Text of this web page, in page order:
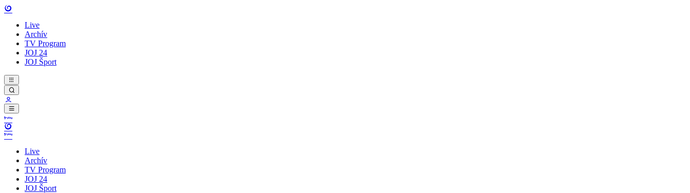
Live
Archív
TV Program
JOJ 24
JOJ Šport
Live
Archív
TV Program
JOJ 24
JOJ Šport